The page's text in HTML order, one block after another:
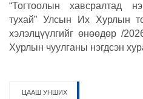
“Тогтоолын хавсралтад
тухай” Улсын Их Хурлын
хэлэлцүүлгийг өнөөдөр /
Хурлын чуулганы нэгдсэн
ЦААШ УНШИХ